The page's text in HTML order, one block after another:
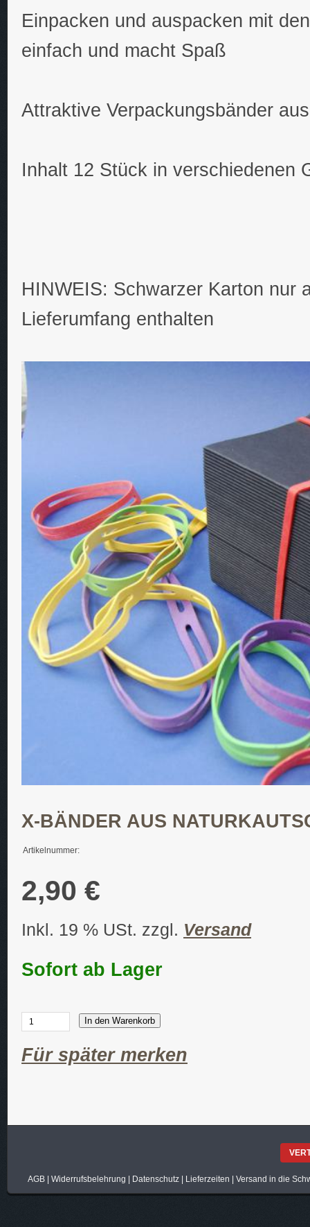
Einpacken und auspacken mit
einfach und macht Spaß
Attraktive Verpackungsbänder
Inhalt 12 Stück in verschiedenen
HINWEIS: Schwarzer Karton nur
Lieferumfang enthalten
X-BÄNDER AUS
Artikelnummer:
2,90 €
Inkl. 19 % USt. zzgl. Versand
Sofort ab Lager
In den Warenkorb
Für später merken
AGB| Widerrufsbelehrung | Datenschutz| Lieferzeiten | Versand in die